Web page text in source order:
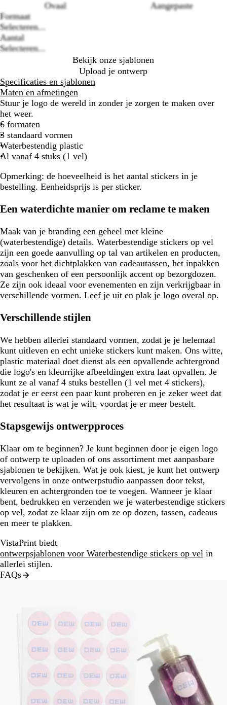
Ovaal
Aangepaste
Formaat
Selecteren...
Aantal
Selecteren...
Bekijk onze sjablonen
Upload je ontwerp
Specificaties en sjablonen
Maten en afmetingen
Stuur je logo de wereld in zonder je zorgen te maken over
het weer.
6 formaten
3 standaard vormen
Waterbestendig plastic
Al vanaf 4 stuks (1 vel)
Opmerking: de hoeveelheid is het aantal stickers in je
bestelling. Eenheidsprijs is per sticker.
Een waterdichte manier om reclame te maken
Maak van je branding een geheel met kleine
(waterbestendige) details. Waterbestendige stickers op vel
zijn een goede aanvulling op tal van artikelen en producten,
zoals voor het dichtplakken van cadeautassen, het inpakken
van geschenken of een persoonlijk accent op bezorgdozen.
Ze zijn ook ideaal voor evenementen en zijn verkrijgbaar in
verschillende vormen. Leef je uit en plak je logo overal op.
Verschillende stijlen
We hebben allerlei standaard vormen, zodat je je helemaal
kunt uitleven en echt unieke stickers kunt maken. Ons witte,
plastic materiaal doet dienst als een opvallende achtergrond
die logo's en kleurrijke afbeeldingen extra laat opvallen. Je
kunt ze al vanaf 4 stuks bestellen (1 vel met 4 stickers),
zodat je er eerst een paar kunt proberen en je zeker weet dat
het resultaat is wat je wilt, voordat je er meer bestelt.
Stapsgewijs ontwerpproces
Klaar om te beginnen? Je kunt beginnen door je eigen logo
of ontwerp te uploaden of ons assortiment met aanpasbare
sjablonen te bekijken. Wat je ook kiest, je kunt het ontwerp
vervolgens in onze ontwerpstudio aanpassen door tekst,
kleuren en achtergronden toe te voegen. Wanneer je klaar
bent, bedrukken en verzenden we je waterbestendige stickers
op vel, zodat ze klaar zijn om ze op dozen, tassen, cadeaus
en meer te plakken.
VistaPrint biedt
ontwerpsjablonen voor Waterbestendige stickers op vel in
allerlei stijlen.
FAQs